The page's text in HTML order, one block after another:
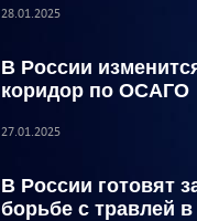
28.01.2025
В России
коридор по ОСАГО
27.01.2025
В России готовят
борьбе с травлей